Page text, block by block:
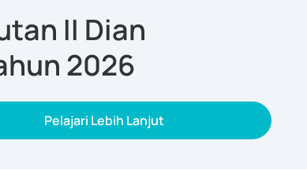
II Dian
2026
Pelajari Lebih Lanjut